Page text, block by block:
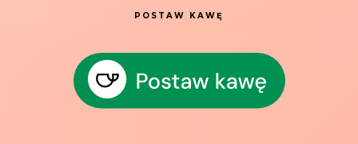
POSTAW KAWĘ